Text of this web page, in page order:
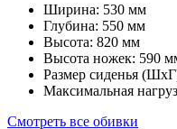
Ширина: 530 мм
Глубина: 550 мм
Высота: 820 мм
Высота ножек: 590
Размер сиденья
Максимальная
Смотреть все обивки